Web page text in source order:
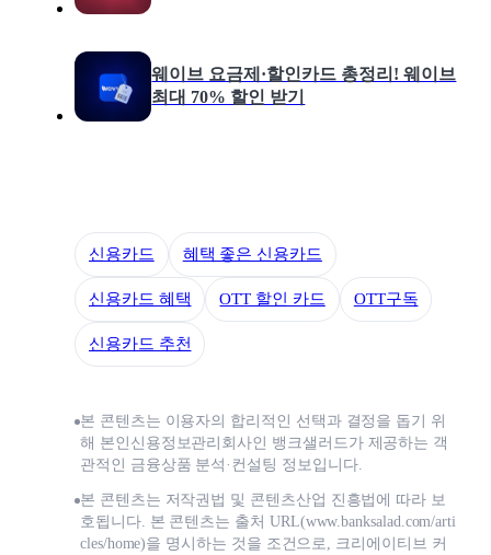
웨이브 요금제·할인카드 총정리! 웨이브
최대 70% 할인 받기
신용카드 혜택 좋은 신용카드
신용카드 혜택 OTT 할인 카드 OTT구독
신용카드 추천
본 콘텐츠는 이용자의 합리적인 선택과 결정을 돕기 위
해 본인신용정보관리회사인 뱅크샐러드가 제공하는 객
관적인 금융상품 분석·컨설팅 정보입니다.
본 콘텐츠는 저작권법 및 콘텐츠산업 진흥법에 따라 보
호됩니다. 본 콘텐츠는 출처 URL(www.banksalad.com/arti
cles/home)을 명시하는 것을 조건으로, 크리에이티브 커